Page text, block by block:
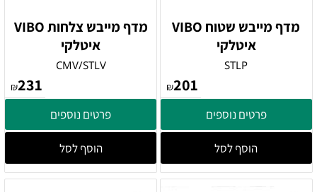
מדף מייבש שטוח VIBO
איטלקי
STLP
₪201
פרטים נוספים
הוסף לסל
מדף מייבש צלחות VIBO
איטלקי
CMV/STLV
₪231
פרטים נוספים
הוסף לסל